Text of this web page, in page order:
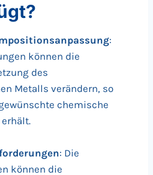
:
können die
des
Metalls verändern, so
chemische
: Die
können die